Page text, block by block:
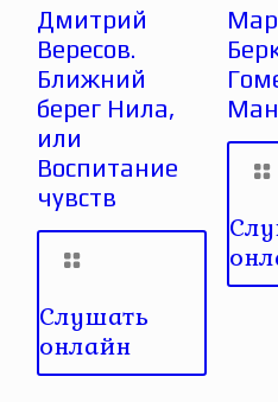
Дмитрий
Вересов.
Ближний
берег Нила,
или
Воспитание
чувств
Слушать
онлайн